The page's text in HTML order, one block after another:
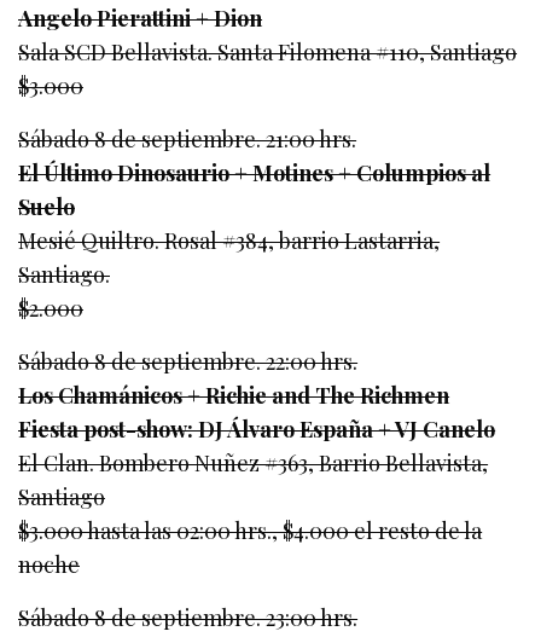
Angelo Pierattini + Dion
Sala SCD Bellavista. Santa Filomena #110, Santiago
$3.000
Sábado 8 de septiembre. 21:00 hrs.
El Último Dinosaurio + Motines + Columpios al
Suelo
Mesié Quiltro. Rosal #384, barrio Lastarria,
Santiago.
$2.000
Sábado 8 de septiembre. 22:00 hrs.
Los Chamánicos + Richie and The Richmen
Fiesta post-show: DJ Álvaro España + VJ Canelo
El Clan. Bombero Nuñez #363, Barrio Bellavista,
Santiago
$3.000 hasta las 02:00 hrs., $4.000 el resto de la
noche
Sábado 8 de septiembre. 23:00 hrs.